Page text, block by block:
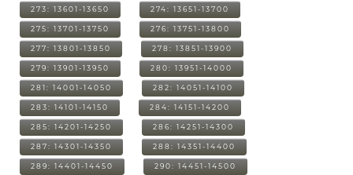
273: 13601-13650 274: 13651-13700
275: 13701-13750 276: 13751-13800
277: 13801-13850 278: 13851-13900
279: 13901-13950 280: 13951-14000
281: 14001-14050 282: 14051-14100
283: 14101-14150 284: 14151-14200
285: 14201-14250 286: 14251-14300
287: 14301-14350 288: 14351-14400
289: 14401-14450 290: 14451-14500